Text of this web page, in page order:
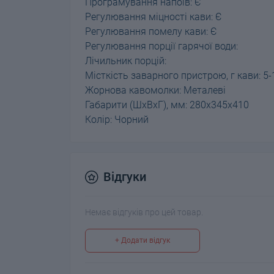
Регулювання міцності кави: Є
Регулювання помелу кави: Є
Регулювання порції гарячої води:
Лічильник порцій:
Місткість заварного пристрою, г кави:
Жорнова кавомолки: Металеві
Габарити (ШхВхГ), мм: 280х345х410
Колір: Чорний
Відгуки
Немає відгуків про цей товар.
+ Додати відгук